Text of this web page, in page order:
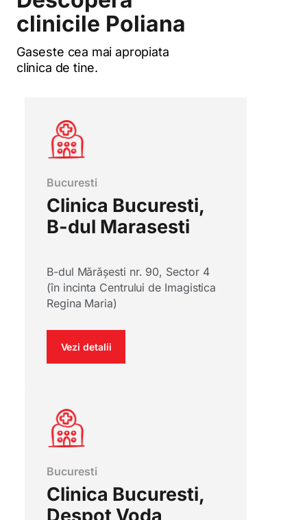
clinicile Poliana
Gaseste cea mai apropiata
clinica de tine.
Bucuresti
Clinica Bucuresti,
B-dul Marasesti
B-dul Mărășesti nr. 90, Sector 4
(în incinta Centrului de Imagistica
Regina Maria)
Vezi detalii
Bucuresti
Clinica Bucuresti,